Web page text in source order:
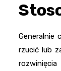
Generalnie
rzucić lub